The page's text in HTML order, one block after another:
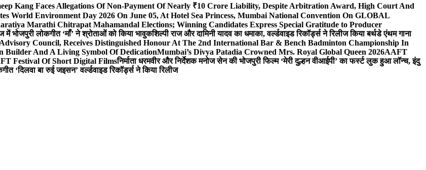
Kang Faces Allegations Of Non-Payment Of Nearly ₹10 Crore Liability, Despite Arbitration Award, High Court And
World Environment Day 2026 On June 05, At Hotel Sea Princess, Mumbai National Convention On GLOBAL
Marathi Chitrapat Mahamandal Elections; Winning Candidates Express Special Gratitude to Producer
में भोजपुरी लोकगीत ‘माँ’ ने श्रोताओं को किया भावुकशिल्पी राज और दामिनी यादव का धमाका, वर्ल्डवाइड रिकॉर्ड्स ने रिलीज किया बर्थडे एंथम गाना
Council, Receives Distinguished Honour At The 2nd International Bar & Bench Badminton Championship In
Builder And A Living Symbol Of DedicationMumbai’s Divya Patadia Crowned Mrs. Royal Global Queen 2026AAFT
Festival Of Short Digital Filmsनिर्माता धरमवीर और निर्देशक मनोज सेन की भोजपुरी फिल्म ‘मेरी दुल्हन वीआईपी’ का फर्स्ट लुक हुआ लॉन्च, इंदु
‘दिलवा बा रुई जइसन’ वर्ल्डवाइड रिकॉर्ड्स ने किया रिलीज